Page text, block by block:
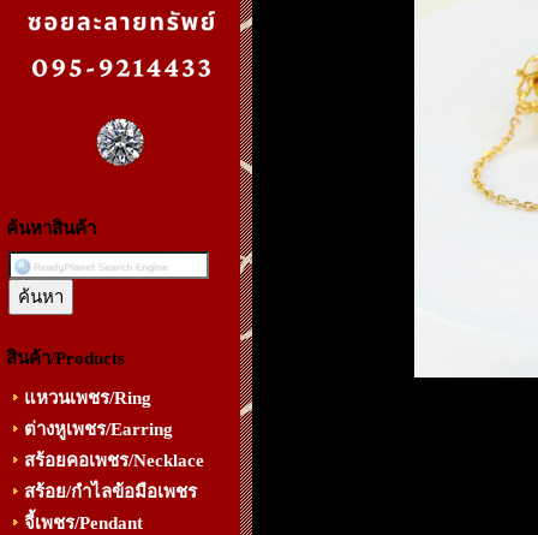
ค้นหาสินค้า
สินค้า/Products
แหวนเพชร/Ring
ต่างหูเพชร/Earring
สร้อยคอเพชร/Necklace
สร้อย/กำไลข้อมือเพชร
จี้เพชร/Pendant